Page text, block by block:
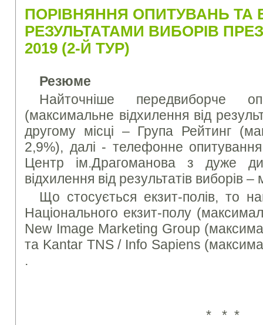
ПОРІВНЯННЯ ОПИТУВАНЬ ТА
РЕЗУЛЬТАТАМИ ВИБОРІВ
2019 (2-Й ТУР)
Резюме
Найточніше передвиборче
(максимальне відхилення від
другому місці – Група Рейтинг
2,9%), далі - телефонне
Центр ім.Драгоманова з дуже
відхилення від результатів виборів
Що стосується екзит-полів, то
Національного екзит-полу
New Image Marketing Group
та Kantar TNS / Info Sapiens
.
* * *